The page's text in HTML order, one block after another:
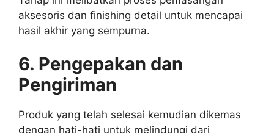
aksesoris dan finishing detail untuk mencapai
hasil akhir yang sempurna.
6. Pengepakan dan
Pengiriman
Produk yang telah selesai kemudian dikemas
dengan hati-hati untuk melindungi dari